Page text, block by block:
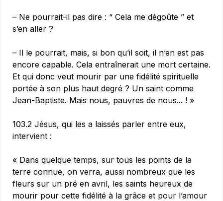
– Ne pourrait-il pas dire : “ Cela me dégoûte ” et
s’en aller ?
– Il le pourrait, mais, si bon qu’il soit, il n’en est pas
encore capable. Cela entraînerait une mort certaine.
Et qui donc veut mourir par une fidélité spirituelle
portée à son plus haut degré ? Un saint comme
Jean-Baptiste. Mais nous, pauvres de nous... ! »
103.2 Jésus, qui les a laissés parler entre eux,
intervient :
« Dans quelque temps, sur tous les points de la
terre connue, on verra, aussi nombreux que les
fleurs sur un pré en avril, les saints heureux de
mourir pour cette fidélité à la grâce et pour l’amour